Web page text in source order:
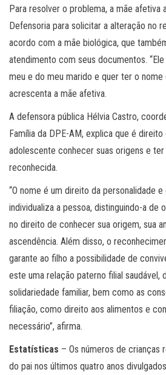
Para resolver o problema, a mãe afetiva
Defensoria para solicitar a alteração no
acordo com a mãe biológica, que
atendimento com seus documentos.
meu e do meu marido e quer ter o nome
acrescenta a mãe afetiva.
A defensora pública Hélvia Castro,
Família da DPE-AM, explica que é
adolescente conhecer suas origens e ter
reconhecida.
“O nome é um direito da personalidade
individualiza a pessoa, distinguindo-a de
no direito de conhecer sua origem, sua
ascendência. Além disso, o
garante ao filho a possibilidade de
este uma relação paterno filial saudável,
solidariedade familiar, bem como as
filiação, como direito aos alimentos e
necessário”, afirma.
Estatísticas – Os números de crianças
do pai nos últimos quatro anos